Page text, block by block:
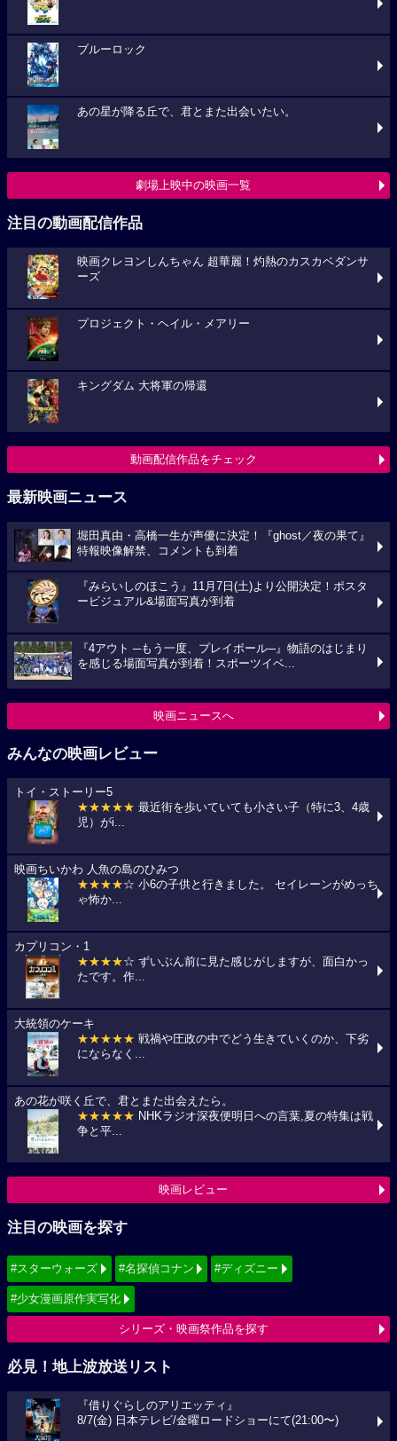
ブルーロック
あの星が降る丘で、君とまた出会いたい。
劇場上映中の映画一覧
注目の動画配信作品
映画クレヨンしんちゃん 超華麗！灼熱のカスカベダンサ
ーズ
プロジェクト・ヘイル・メアリー
キングダム 大将軍の帰還
動画配信作品をチェック
最新映画ニュース
堀田真由・高橋一生が声優に決定！『ghost／夜の果て』
特報映像解禁、コメントも到着
『みらいしのほこう』11月7日(土)より公開決定！ポスタ
ービジュアル&場面写真が到着
『4アウト ─もう一度、プレイボール─』物語のはじまり
を感じる場面写真が到着！スポーツイベ...
映画ニュースへ
みんなの映画レビュー
トイ・ストーリー5
★★★★★ 最近街を歩いていても小さい子（特に3、4歳
児）がi...
映画ちいかわ 人魚の島のひみつ
★★★★☆ 小6の子供と行きました。 セイレーンがめっち
ゃ怖か...
カプリコン・1
★★★★☆ ずいぶん前に見た感じがしますが、面白かっ
たです。作...
大統領のケーキ
★★★★★ 戦禍や圧政の中でどう生きていくのか、下劣
にならなく...
あの花が咲く丘で、君とまた出会えたら。
★★★★★ NHKラジオ深夜便明日への言葉,夏の特集は戦
争と平...
映画レビュー
注目の映画を探す
#スターウォーズ #名探偵コナン #ディズニー
#少女漫画原作実写化
シリーズ・映画祭作品を探す
必見！地上波放送リスト
『借りぐらしのアリエッティ』
8/7(金) 日本テレビ/金曜ロードショーにて(21:00〜)